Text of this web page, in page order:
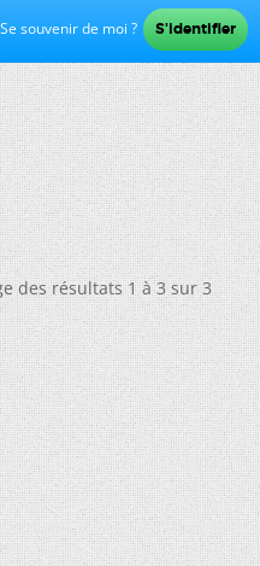
souvenir de moi ?
des résultats 1 à 3 sur 3